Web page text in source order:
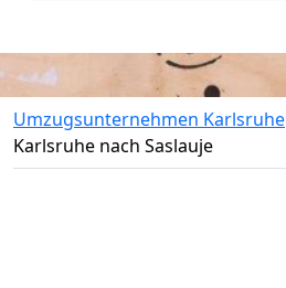
Umzugsunternehmen Karlsruhe
Karlsruhe nach Saslauje